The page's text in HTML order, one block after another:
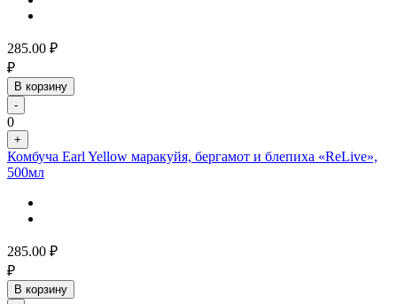
285.00 ₽
₽
В корзину
-
0
+
Комбуча Earl Yellow маракуйя, бергамот и блепиха «ReLive»,
500мл
285.00 ₽
₽
В корзину